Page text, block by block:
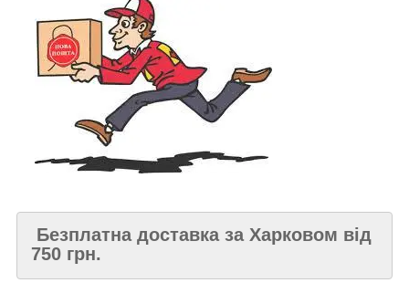
Безплатна доставка за Харковом від
750 грн.